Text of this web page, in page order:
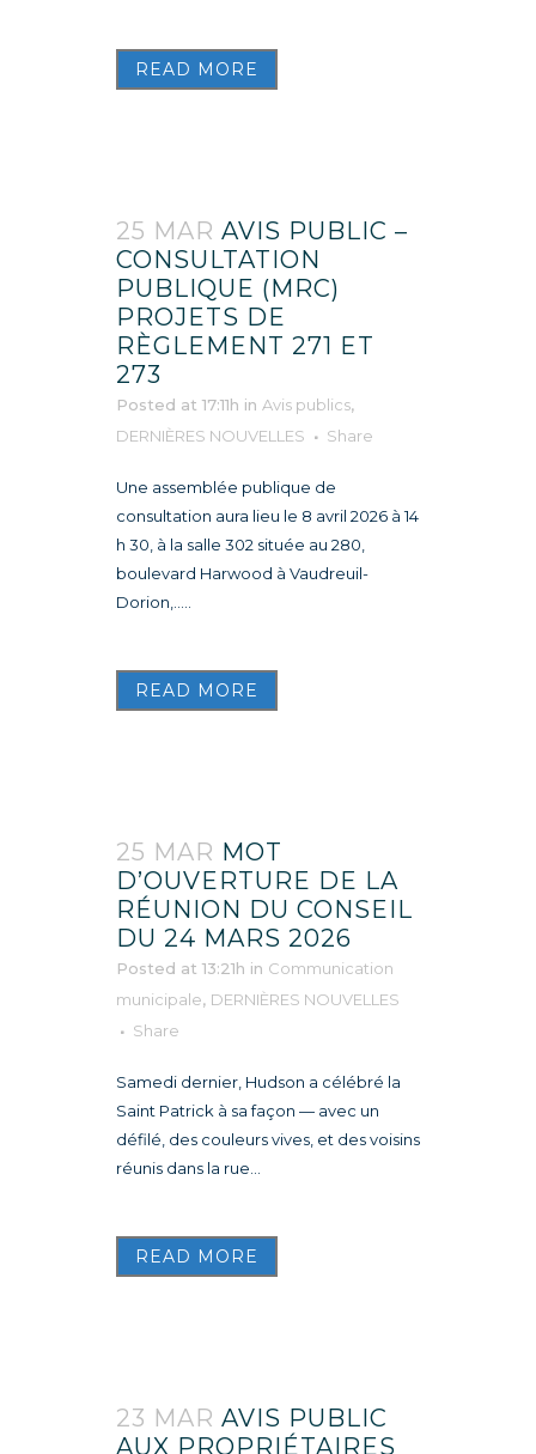
READ MORE
25 MAR AVIS PUBLIC –
CONSULTATION
PUBLIQUE (MRC)
PROJETS DE
RÈGLEMENT 271 ET
273
Posted at 17:11h in Avis publics,
DERNIÈRES NOUVELLES
Share
Une assemblée publique de
consultation aura lieu le 8 avril 2026 à 14
h 30, à la salle 302 située au 280,
boulevard Harwood à Vaudreuil-
Dorion,.....
READ MORE
25 MAR MOT
D’OUVERTURE DE LA
RÉUNION DU CONSEIL
DU 24 MARS 2026
Posted at 13:21h in Communication
municipale, DERNIÈRES NOUVELLES
Share
Samedi dernier, Hudson a célébré la
Saint Patrick à sa façon — avec un
défilé, des couleurs vives, et des voisins
réunis dans la rue...
READ MORE
23 MAR AVIS PUBLIC
AUX PROPRIÉTAIRES